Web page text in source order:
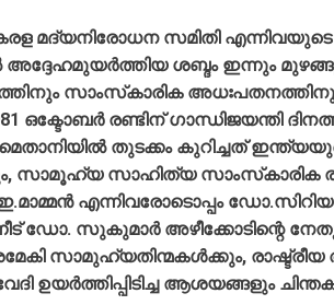
മദ്യനിരോധന സമിതി
ശബ്ദം ഇന്നും
സാംസ്‌കാരിക
ഒക്ടോബര്‍ രണ്ടിന് ഗാന്ധിജയന്തി
തുടക്കം കുറിച്ചത്
സാമൂഹ്യ സാഹിത്യ സാംസ്‌കാരിക
എന്നിവരോടൊപ്പം
ഡോ. സുകുമാര്‍ അഴീക്കോടിന്റെ
സാമുഹ്യതിന്മകള്‍ക്കും,
ഉയര്‍ത്തിപ്പിടിച്ച ആശയങ്ങളും